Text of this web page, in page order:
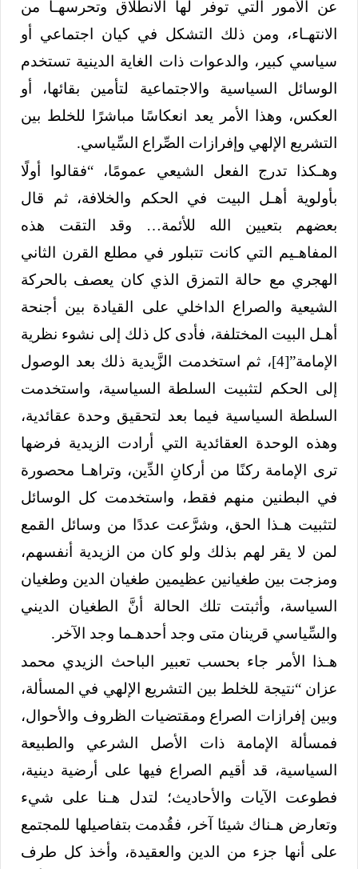
عن الأمور التي توفر لها الانطلاق وتحرسهـا من
الانتهـاء، ومن ذلك التشكل في كيان اجتماعي أو
سياسي كبير، والدعوات ذات الغاية الدينية تستخدم
الوسائل السياسية والاجتماعية لتأمين بقائها، أو
العكس، وهذا الأمر يعد انعكاسًا مباشرًا للخلط بين
التشريع الإلهي وإفرازات الصِّراع السِّياسي.
وهـكذا تدرج الفعل الشيعي عمومًا، “فقالوا أولًا
بأولوية أهـل البيت في الحكم والخلافة، ثم قال
بعضهم بتعيين الله للأئمة… وقد التقت هذه
المفاهـيم التي كانت تتبلور في مطلع القرن الثاني
الهجري مع حالة التمزق الذي كان يعصف بالحركة
الشيعية والصراع الداخلي على القيادة بين أجنحة
أهـل البيت المختلفة، فأدى كل ذلك إلى نشوء نظرية
الإمامة”[4]، ثم استخدمت الزَّيدية ذلك بعد الوصول
إلى الحكم لتثبيت السلطة السياسية، واستخدمت
السلطة السياسية فيما بعد لتحقيق وحدة عقائدية،
وهذه الوحدة العقائدية التي أرادت الزيدية فرضها
ترى الإمامة ركنًا من أركانِ الدِّين، وتراهـا محصورة
في البطنين منهم فقط، واستخدمت كل الوسائل
لتثبيت هـذا الحق، وشرَّعت عددًا من وسائل القمع
لمن لا يقر لهم بذلك ولو كان من الزيدية أنفسهم،
ومزجت بين طغيانين عظيمين طغيان الدين وطغيان
السياسة، وأثبتت تلك الحالة أنَّ الطغيان الديني
والسِّياسي قرينان متى وجد أحدهـما وجد الآخر.
هـذا الأمر جاء بحسب تعبير الباحث الزيدي محمد
عزان “نتيجة للخلط بين التشريع الإلهي في المسألة،
وبين إفرازات الصراع ومقتضيات الظروف والأحوال،
فمسألة الإمامة ذات الأصل الشرعي والطبيعة
السياسية، قد أقيم الصراع فيها على أرضية دينية،
فطوعت الآيات والأحاديث؛ لتدل هـنا على شيء
وتعارض هـناك شيئا آخر، فقُدمت بتفاصيلها للمجتمع
على أنها جزء من الدين والعقيدة، وأخذ كل طرف